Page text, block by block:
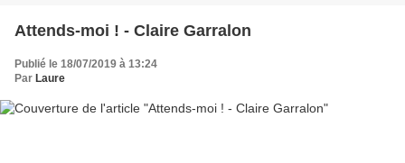
Attends-moi ! - Claire Garralon
Publié le 18/07/2019 à 13:24
Par Laure